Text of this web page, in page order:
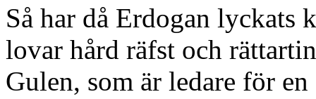
Så har då Erdogan lyckats
lovar hård räfst och
Gulen, som är ledare för